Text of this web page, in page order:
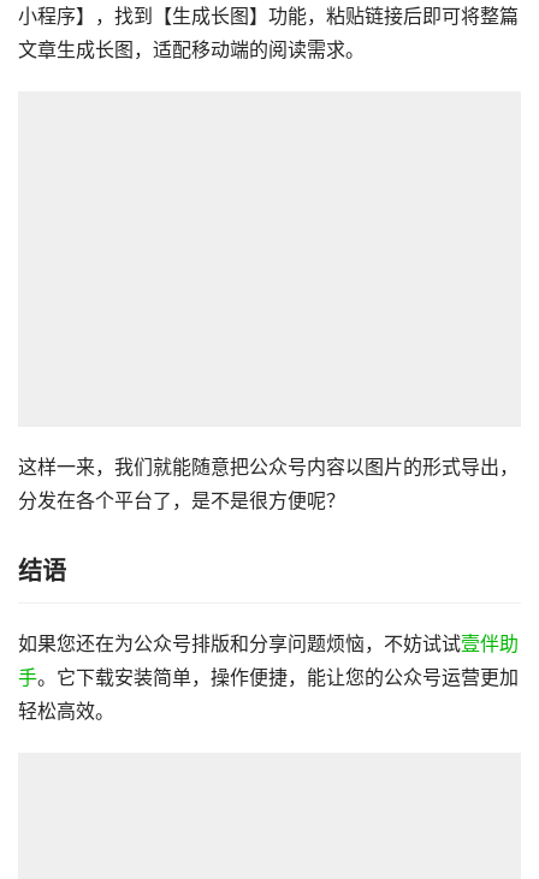
小程序】，找到【生成长图】功能，粘贴链接后即可将整篇
文章生成长图，适配移动端的阅读需求。
这样一来，我们就能随意把公众号内容以图片的形式导出，
分发在各个平台了，是不是很方便呢？
结语
如果您还在为公众号排版和分享问题烦恼，不妨试试壹伴助
手。它下载安装简单，操作便捷，能让您的公众号运营更加
轻松高效。